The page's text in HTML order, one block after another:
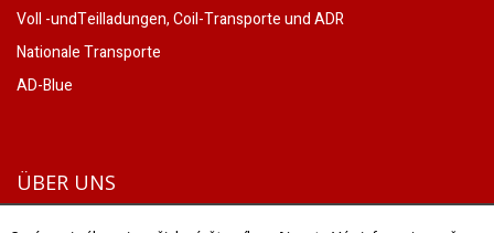
Voll -undTeilladungen, Coil-Transporte und ADR
Nationale Transporte
AD-Blue
ÜBER UNS